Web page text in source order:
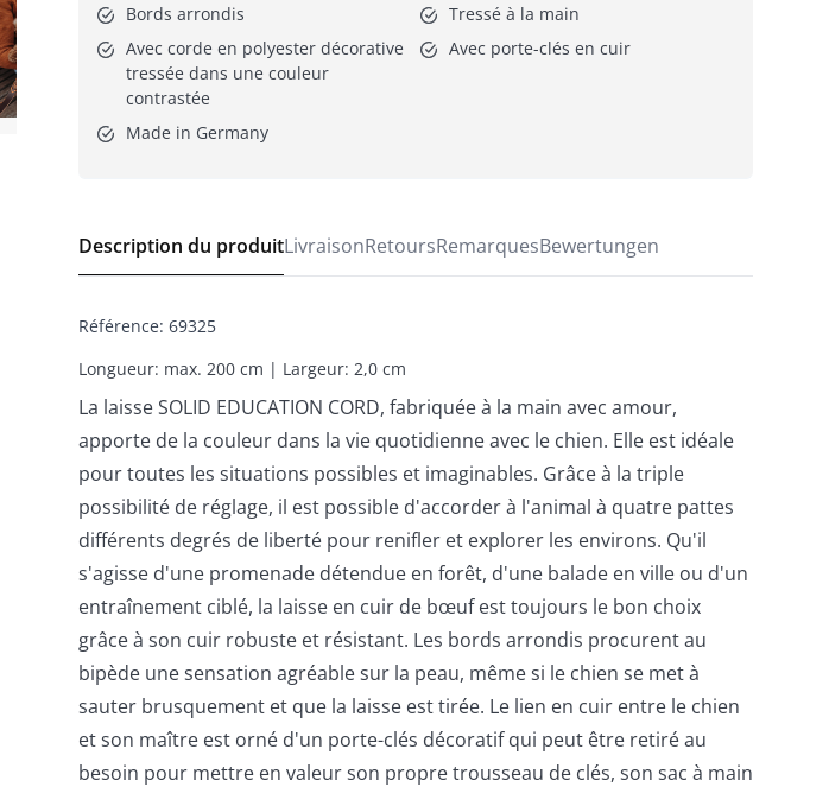
Bords arrondis
Tressé à la main
Avec corde en polyester décorative
tressée dans une couleur
contrastée
Avec porte-clés en cuir
Made in Germany
Description du produitLivraisonRetoursRemarquesBewertungen
Référence: 69325
Longueur: max. 200 cm | Largeur: 2,0 cm
La laisse SOLID EDUCATION CORD, fabriquée à la main avec amour,
apporte de la couleur dans la vie quotidienne avec le chien. Elle est idéale
pour toutes les situations possibles et imaginables. Grâce à la triple
possibilité de réglage, il est possible d'accorder à l'animal à quatre pattes
différents degrés de liberté pour renifler et explorer les environs. Qu'il
s'agisse d'une promenade détendue en forêt, d'une balade en ville ou d'un
entraînement ciblé, la laisse en cuir de bœuf est toujours le bon choix
grâce à son cuir robuste et résistant. Les bords arrondis procurent au
bipède une sensation agréable sur la peau, même si le chien se met à
sauter brusquement et que la laisse est tirée. Le lien en cuir entre le chien
et son maître est orné d'un porte-clés décoratif qui peut être retiré au
besoin pour mettre en valeur son propre trousseau de clés, son sac à main